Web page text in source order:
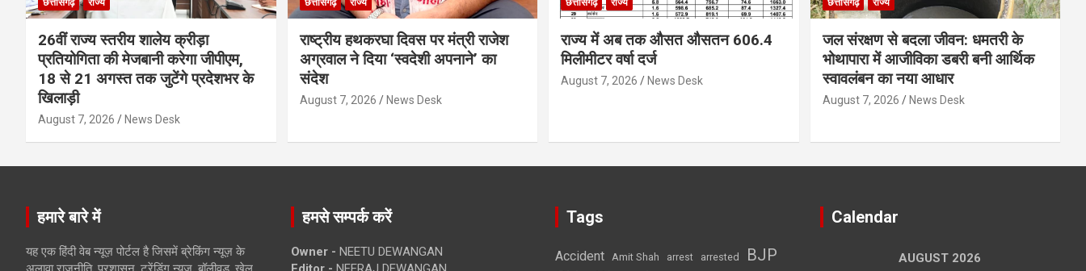
26वीं राज्य स्तरीय शालेय क्रीड़ा
प्रतियोगिता की मेजबानी करेगा जीपीएम,
18 से 21 अगस्त तक जुटेंगे प्रदेशभर के
खिलाड़ी
August 7, 2026 News Desk
राष्ट्रीय हथकरघा दिवस पर मंत्री राजेश
अग्रवाल ने दिया ‘स्वदेशी अपनाने’ का
संदेश
August 7, 2026 News Desk
राज्य में अब तक औसत औसतन 606.4
मिलीमीटर वर्षा दर्ज
August 7, 2026 News Desk
जल संरक्षण से बदला जीवन: धमतरी के
भोथापारा में आजीविका डबरी बनी आर्थिक
स्वावलंबन का नया आधार
August 7, 2026 News Desk
हमारे बारे में
यह एक हिंदी वेब न्यूज़ पोर्टल है जिसमें ब्रेकिंग न्यूज़ के
हमसे सम्पर्क करें
Owner - NEETU DEWANGAN
Tags
Accident Amit Shah arrest arrested BJP
Calendar
AUGUST 2026